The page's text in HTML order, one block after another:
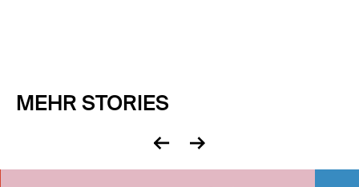
MEHR STORIES
zurück
vor